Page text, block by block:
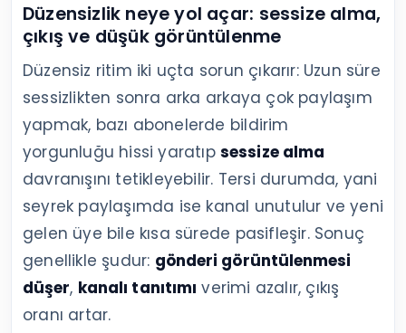
Düzensizlik neye yol açar: sessize alma,
çıkış ve düşük görüntülenme
Düzensiz ritim iki uçta sorun çıkarır: Uzun süre
sessizlikten sonra arka arkaya çok paylaşım
yapmak, bazı abonelerde bildirim
yorgunluğu hissi yaratıpsessize alma
davranışını tetikleyebilir. Tersi durumda, yani
seyrek paylaşımda ise kanal unutulur ve yeni
gelen üye bile kısa sürede pasifleşir. Sonuç
genellikle şudur: gönderi görüntülenmesi
düşer, kanalı tanıtımı verimi azalır, çıkış
oranı artar.